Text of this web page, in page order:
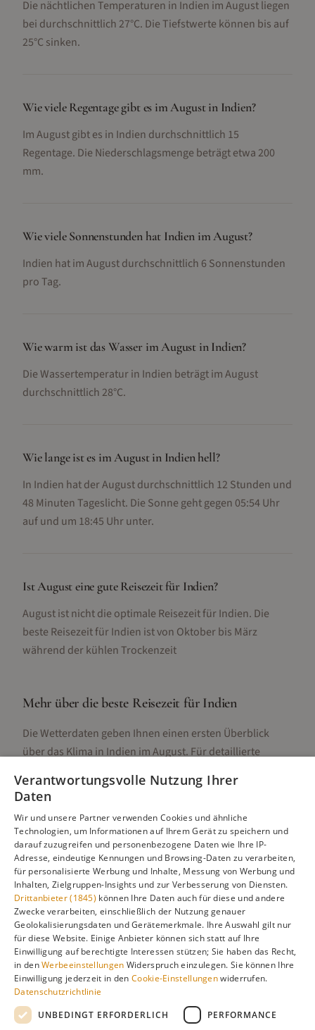
Die nächtlichen Temperaturen in Indien im August liegen
bei durchschnittlich 27°C. Die Tiefstwerte können bis auf
25°C sinken.
Wie viele Regentage gibt es im August in Indien?
Im August gibt es in Indien durchschnittlich 15
Regentage. Die Niederschlagsmenge beträgt etwa 200
mm.
Wie viele Sonnenstunden hat Indien im August?
Indien hat im August durchschnittlich 6 Sonnenstunden
pro Tag.
Wie warm ist das Wasser im August in Indien?
Die Wassertemperatur in Indien beträgt im August
durchschnittlich 28°C.
Wie lange ist es im August in Indien hell?
In Indien hat der August durchschnittlich 12 Stunden und
48 Minuten Tageslicht. Die Sonne geht gegen 05:54 Uhr
auf und um 18:45 Uhr unter.
Ist August eine gute Reisezeit für Indien?
August ist nicht die optimale Reisezeit für Indien. Die
beste Reisezeit für Indien ist von Oktober bis März
während der kühlen Trockenzeit
Mehr über die beste Reisezeit für Indien
Die Wetterdaten geben Ihnen einen ersten Überblick
über das Klima in Indien imAugust. Für detaillierte
Unterschieden, Aktivitäten und Reisetipps besuchen Sie
Alle Infos zur besten ReisezeitIndien
Gefällt dir diese Seite? Teile sie auf Pinterest!
Auf Pinterest merken
Verantwortungsvolle Nutzung Ihrer
Daten
Wir und unsere Partner verwenden Cookies und ähnliche
Technologien, um Informationen auf Ihrem Gerät zu speichern und
darauf zuzugreifen und personenbezogene Daten wie Ihre IP-
Adresse, eindeutige Kennungen und Browsing-Daten zu verarbeiten,
für personalisierte Werbung und Inhalte, Messung von Werbung und
Inhalten, Zielgruppen-Insights und zur Verbesserung von Diensten.
Drittanbieter (1845) können Ihre Daten auch für diese und andere
Zwecke verarbeiten, einschließlich der Nutzung genauer
Geolokalisierungsdaten und Gerätemerkmale. Ihre Auswahl gilt nur
für diese Website. Einige Anbieter können sich statt auf Ihre
Einwilligung auf berechtigte Interessen stützen; Sie haben das Recht,
in denWerbeeinstellungen Widerspruch einzulegen. Sie können Ihre
Einwilligung jederzeit in denCookie-Einstellungenwiderrufen.
Datenschutzrichtlinie
UNBEDINGT ERFORDERLICH
PERFORMANCE